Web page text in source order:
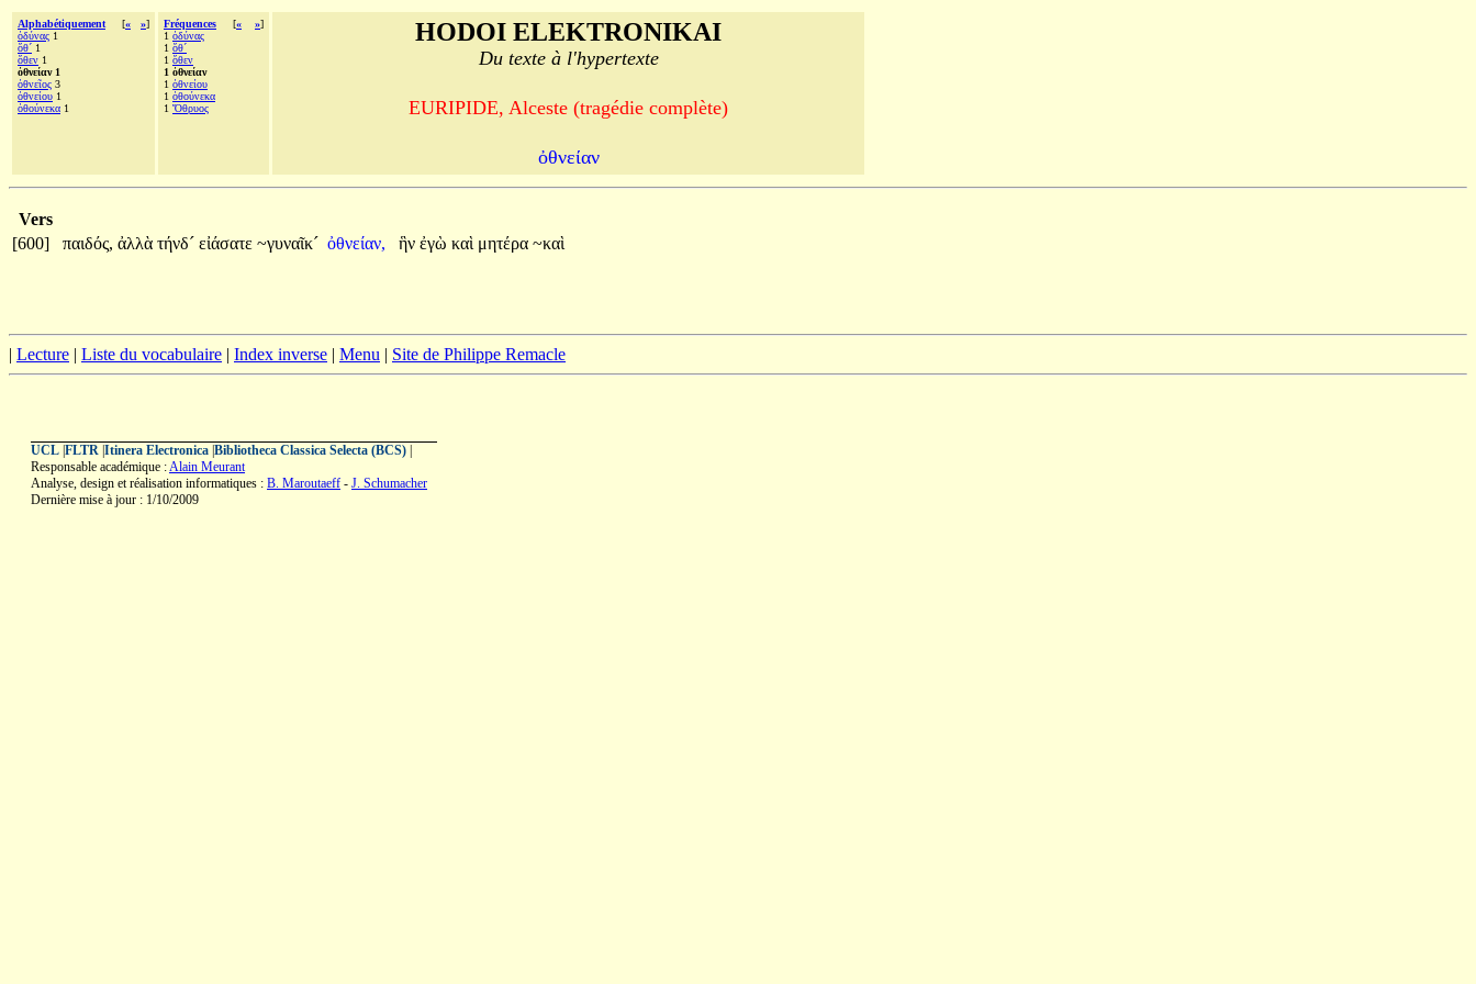
Alphabétiquement [« »]
ὀδύνας 1
ὅθ´ 1
ὅθεν 1
ὀθνείαν 1
ὀθνεῖος 3
ὀθνείου 1
ὁθούνεκα 1
Fréquences [« »]
1 ὀδύνας
1 ὅθ´
1 ὅθεν
1 ὀθνείαν
1 ὀθνείου
1 ὁθούνεκα
1 Ὄθρυος
HODOI ELEKTRONIKAI
Du texte à l'hypertexte
EURIPIDE, Alceste (tragédie complète)
ὀθνείαν
Vers
[600]
παιδός, ἀλλὰ τήνδ´ εἰάσατε ~γυναῖκ´ ὀθνείαν, ἣν ἐγὼ καὶ μητέρα ~καὶ
| Lecture | Liste du vocabulaire | Index inverse | Menu | Site de Philippe Remacle
UCL FLTR Itinera Electronica Bibliotheca Classica Selecta (BCS)
Responsable académique :Alain Meurant
Analyse, design et réalisation informatiques : B. Maroutaeff - J. Schumacher
Dernière mise à jour : 1/10/2009